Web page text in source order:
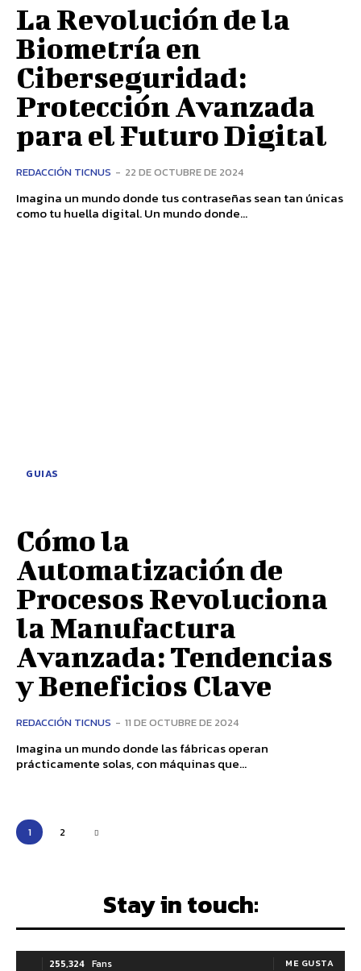
La Revolución de la
Biometría en
Ciberseguridad:
Protección Avanzada
para el Futuro Digital
REDACCIÓN TICNUS - 22 DE OCTUBRE DE 2024
Imagina un mundo donde tus contraseñas sean tan únicas
como tu huella digital. Un mundo donde...
GUIAS
Cómo la
Automatización de
Procesos Revoluciona
la Manufactura
Avanzada: Tendencias
y Beneficios Clave
REDACCIÓN TICNUS - 11 DE OCTUBRE DE 2024
Imagina un mundo donde las fábricas operan
prácticamente solas, con máquinas que...
1 2
Stay in touch:
255,324 Fans ME GUSTA